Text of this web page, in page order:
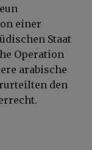
einer
Staat
Operation
arabische
den